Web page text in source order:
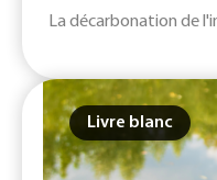
La décarbonation de
Livre blanc